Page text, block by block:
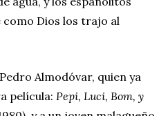
Dios los trajo al
Almodóvar, quien ya
película: Pepi, Luci, Bom, y